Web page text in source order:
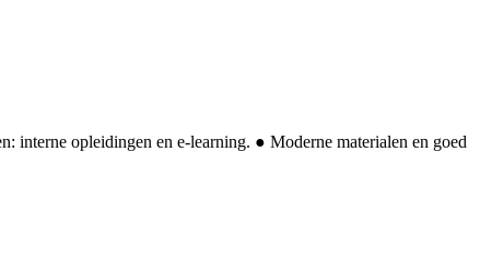
interne opleidingen en e-learning. ● Moderne materialen en goed